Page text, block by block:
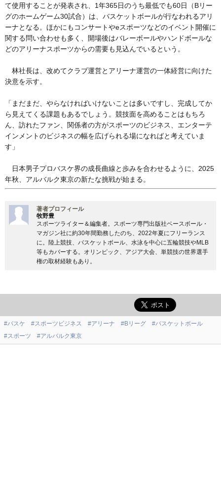
て使用することが発表され、1年365日のうち最低でも60日（Bリー
グのホームゲーム30試合）は、バスケットボールが行なわれるアリ
ーナとなる。ほかにもコンサートやeスポーツなどのイベント開催に
関する問い合わせも多く、開場後はバレーボールやハンドボールな
どのアリーナスポーツからの需要も見込んでいるという。
林社長は、改めてクラブ運営とアリーナ運営の一体経営に向けた
決意を示す。
「まだまだ、やらなければいけないことは多いですし、完成してか
ら見えてくる課題もあるでしょう。競技面を高めることはもちろ
ん、訪れたファン、関係者の方がスポーツのビジネス、エンターテ
インメントのビジネスの幅を広げられる場になればと考えていま
す」
日本男子プロバスケ界の成長曲線と歩みを合わせるように、2025
年秋、アルバルク東京の新たな挑戦が始まる。
著者プロフィール
牧野豊
スポーツライター＆編集者。スポーツ専門出版社ベースボール・
マガジン社に約30年間勤務したのち、2022年夏にフリーランス
に。陸上競技、バスケットボール、水泳を中心に五輪競技やMLB
等もカバーする。オリンピック、アジア大会、単競技の世界選手
権の取材経験もあり。
#バスケ #スポーツビジネス #アリーナ #Bリーグ
#バスケットボール
#スポーツ
#アルバルク東京